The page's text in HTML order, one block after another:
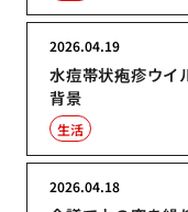
水痘帯状疱疹ウイ
背景
2026.04.19
生活
2026.04.18